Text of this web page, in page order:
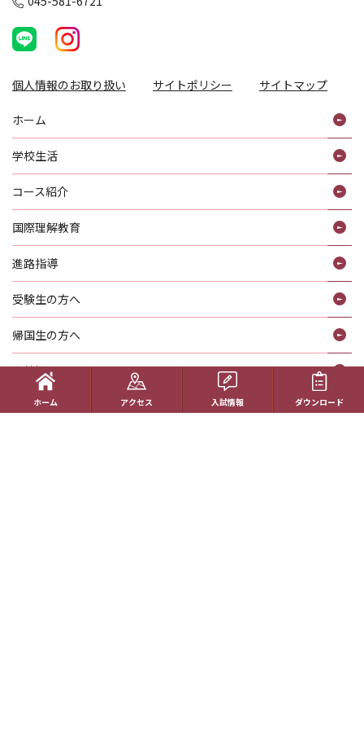
個人情報のお取り扱い サイトポリシー サイトマップ
ホーム
学校生活
コース紹介
国際理解教育
進路指導
受験生の方へ
帰国生の方へ
学校概要
在校生の方へ
ホーム アクセス 入試情報 ダウンロード